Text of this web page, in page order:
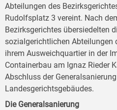
Abteilungen des
Rudolfsplatz 3 vereint. Nach
Bezirksgerichtes übersiedelten
sozialgerichtlichen Abteilungen
ihrem Ausweichquartier in der
Containerbau am Ignaz Rieder
Abschluss der
Landesgerichtsgebäudes.
Die Generalsanierung